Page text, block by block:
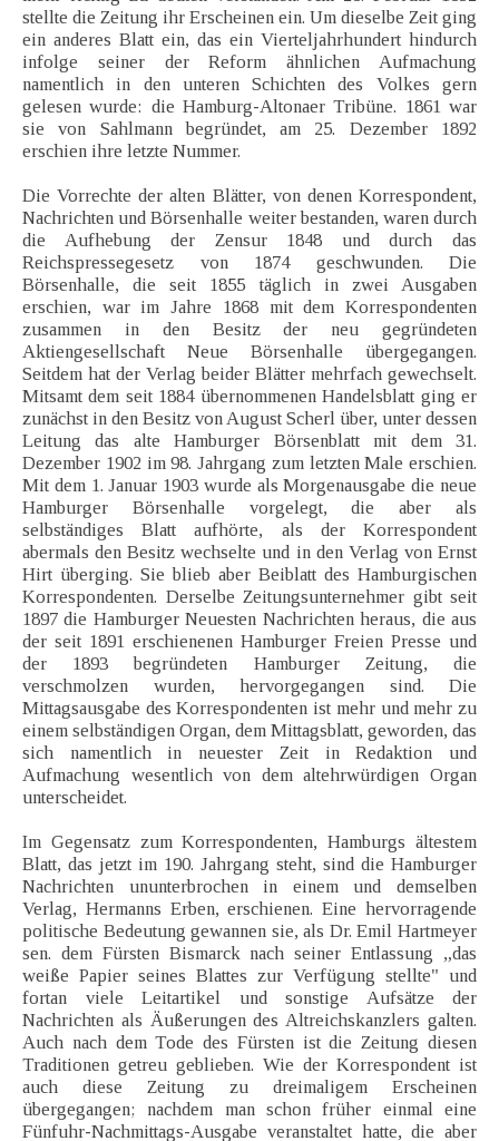
stellte die Zeitung ihr Erscheinen ein. Um dieselbe Zeit ging
ein anderes Blatt ein, das ein Vierteljahrhundert hindurch
infolge seiner der Reform ähnlichen Aufmachung
namentlich in den unteren Schichten des Volkes gern
gelesen wurde: die Hamburg-Altonaer Tribüne. 1861 war
sie von Sahlmann begründet, am 25. Dezember 1892
erschien ihre letzte Nummer.
Die Vorrechte der alten Blätter, von denen Korrespondent,
Nachrichten und Börsenhalle weiter bestanden, waren durch
die Aufhebung der Zensur 1848 und durch das
Reichspressegesetz von 1874 geschwunden. Die
Börsenhalle, die seit 1855 täglich in zwei Ausgaben
erschien, war im Jahre 1868 mit dem Korrespondenten
zusammen in den Besitz der neu gegründeten
Aktiengesellschaft Neue Börsenhalle übergegangen.
Seitdem hat der Verlag beider Blätter mehrfach gewechselt.
Mitsamt dem seit 1884 übernommenen Handelsblatt ging er
zunächst in den Besitz von August Scherl über, unter dessen
Leitung das alte Hamburger Börsenblatt mit dem 31.
Dezember 1902 im 98. Jahrgang zum letzten Male erschien.
Mit dem 1. Januar 1903 wurde als Morgenausgabe die neue
Hamburger Börsenhalle vorgelegt, die aber als
selbständiges Blatt aufhörte, als der Korrespondent
abermals den Besitz wechselte und in den Verlag von Ernst
Hirt überging. Sie blieb aber Beiblatt des Hamburgischen
Korrespondenten. Derselbe Zeitungsunternehmer gibt seit
1897 die Hamburger Neuesten Nachrichten heraus, die aus
der seit 1891 erschienenen Hamburger Freien Presse und
der 1893 begründeten Hamburger Zeitung, die
verschmolzen wurden, hervorgegangen sind. Die
Mittagsausgabe des Korrespondenten ist mehr und mehr zu
einem selbständigen Organ, dem Mittagsblatt, geworden, das
sich namentlich in neuester Zeit in Redaktion und
Aufmachung wesentlich von dem altehrwürdigen Organ
unterscheidet.
Im Gegensatz zum Korrespondenten, Hamburgs ältestem
Blatt, das jetzt im 190. Jahrgang steht, sind die Hamburger
Nachrichten ununterbrochen in einem und demselben
Verlag, Hermanns Erben, erschienen. Eine hervorragende
politische Bedeutung gewannen sie, als Dr. Emil Hartmeyer
sen. dem Fürsten Bismarck nach seiner Entlassung „das
weiße Papier seines Blattes zur Verfügung stellte" und
fortan viele Leitartikel und sonstige Aufsätze der
Nachrichten als Äußerungen des Altreichskanzlers galten.
Auch nach dem Tode des Fürsten ist die Zeitung diesen
Traditionen getreu geblieben. Wie der Korrespondent ist
auch diese Zeitung zu dreimaligem Erscheinen
übergegangen; nachdem man schon früher einmal eine
Fünfuhr-Nachmittags-Ausgabe veranstaltet hatte, die aber